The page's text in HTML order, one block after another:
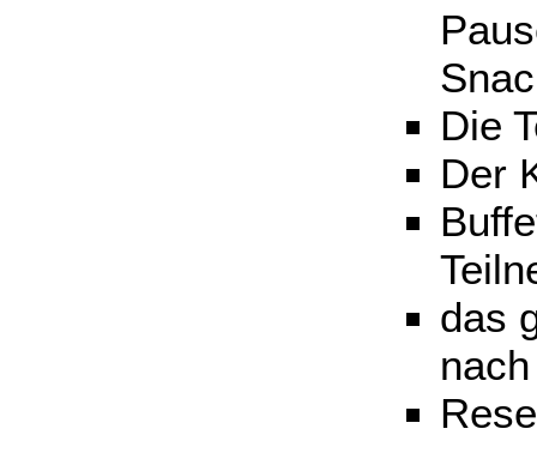
Die
Der
das